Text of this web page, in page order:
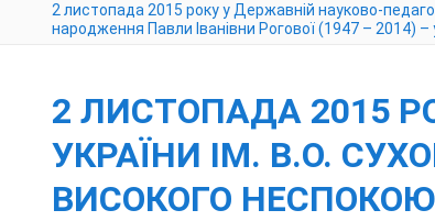
2 листопада 2015 року у Державній науково-
народження Павли Іванівни Рогової (1947 – 2014) –
2 ЛИСТОПАДА 2015
УКРАЇНИ ІМ. В.О.
ВИСОКОГО